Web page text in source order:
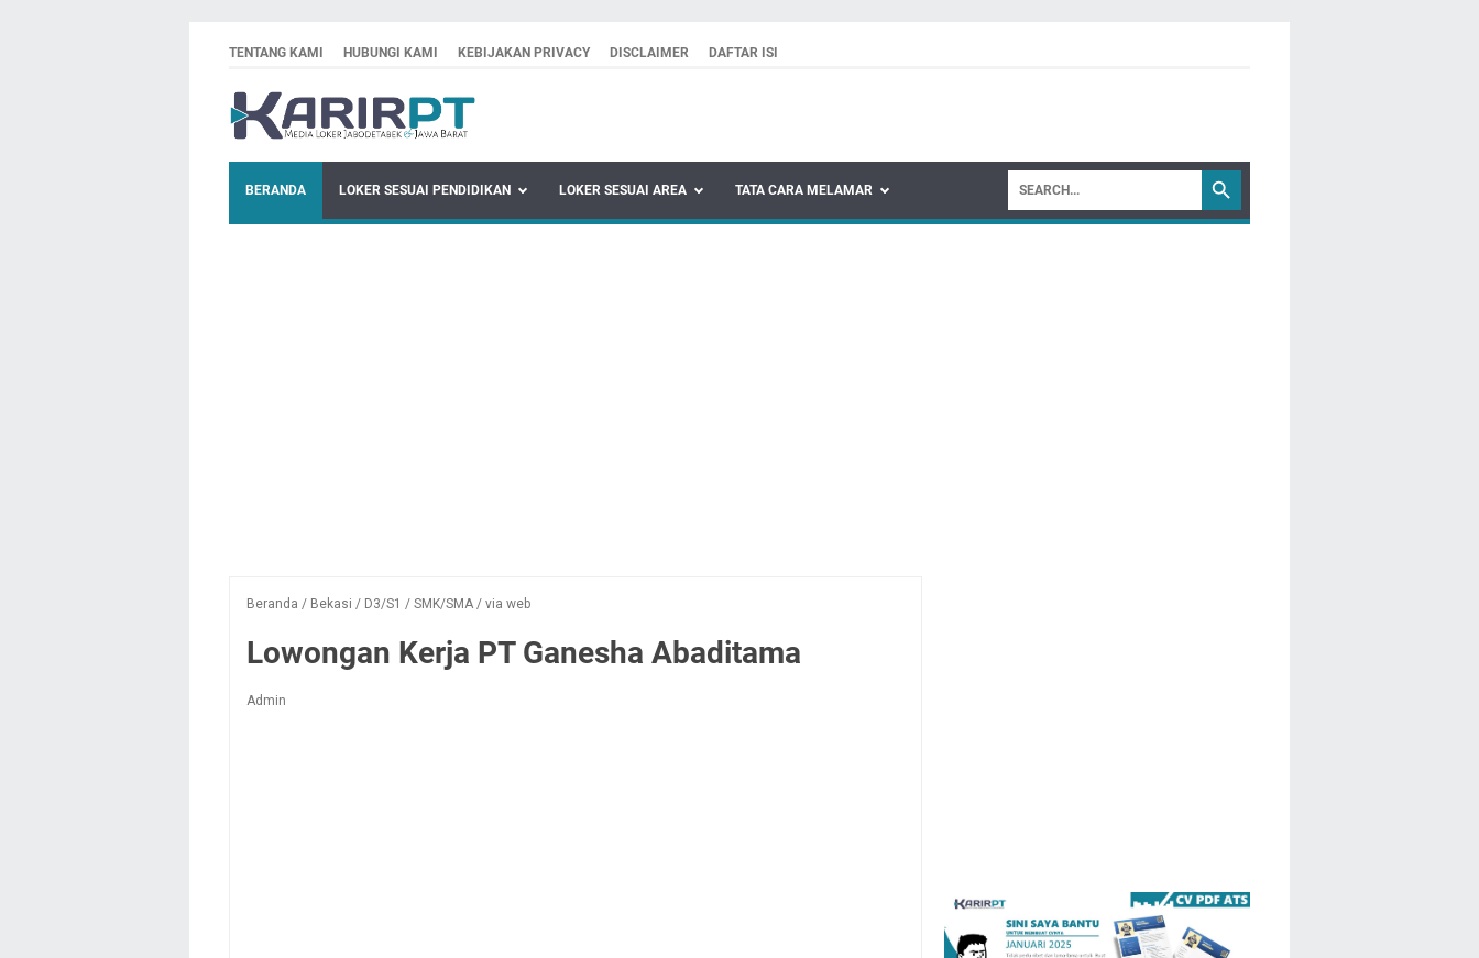
TENTANG KAMI HUBUNGI KAMI KEBIJAKAN PRIVACY DISCLAIMER DAFTAR ISI
BERANDA LOKER SESUAI PENDIDIKAN LOKER SESUAI AREA TATA CARA MELAMAR
Beranda / Bekasi / D3/S1 / SMK/SMA / via web
Lowongan Kerja PT Ganesha Abaditama
Admin